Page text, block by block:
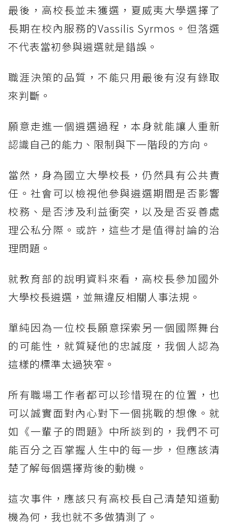
最後，高校長並未獲選，夏威夷大學選擇了
長期在校內服務的Vassilis Syrmos。但落選
不代表當初參與遴選就是錯誤。
職涯決策的品質，不能只用最後有沒有錄取
來判斷。
願意走進一個遴選過程，本身就能讓人重新
認識自己的能力、限制與下一階段的方向。
當然，身為國立大學校長，仍然具有公共責
任。社會可以檢視他參與遴選期間是否影響
校務、是否涉及利益衝突，以及是否妥善處
理公私分際。或許，這些才是值得討論的治
理問題。
就教育部的說明資料來看，高校長參加國外
大學校長遴選，並無違反相關人事法規。
單純因為一位校長願意探索另一個國際舞台
的可能性，就質疑他的忠誠度，我個人認為
這樣的標準太過狹窄。
所有職場工作者都可以珍惜現在的位置，也
可以誠實面對內心對下一個挑戰的想像。就
如《一輩子的問題》中所談到的，我們不可
能百分之百掌握人生中的每一步，但應該清
楚了解每個選擇背後的動機。
這次事件，應該只有高校長自己清楚知道動
機為何，我也就不多做猜測了。